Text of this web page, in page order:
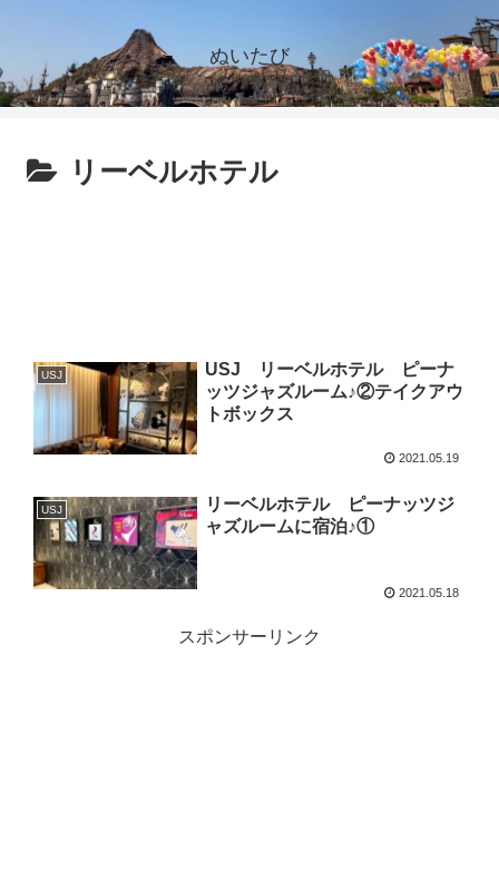
ぬいたび
リーベルホテル
USJ
USJ リーベルホテル ピーナ
ッツジャズルーム♪②テイクアウ
トボックス
2021.05.19
USJ
リーベルホテル ピーナッツジ
ャズルームに宿泊♪①
2021.05.18
スポンサーリンク